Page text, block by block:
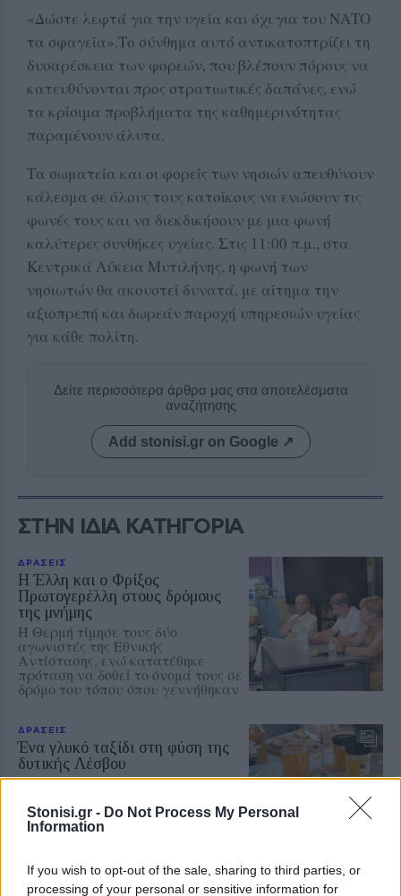
Stonisi.gr - Do Not Process My Personal
Information
If you wish to opt-out of the sale, sharing to third parties, or
processing of your personal or sensitive information for
«Δώστε λεφτά για την υγεία και όχι για του ΝΑΤΟ
τα σφαγεία».Το σύνθημα αυτό αντικατοπτρίζει τη
δυσαρέσκεια των φορεών, που βλέπουν πόρους να
κατευθύνονται προς στρατιωτικές δαπάνες, ενώ
τα κρίσιμα προβλήματα της καθημερινότητας
παραμένουν άλυτα.
Τα σωματεία και οι φορείς των νησιών απευθύνουν
κάλεσμα σε όλους τους κατοίκους να ενώσουν τις
φωνές τους και να διεκδικήσουν με μια φωνή
καλύτερες συνθήκες υγείας. Στις 11:00 π.μ., στα
Κεντρικά Λύκεια Μυτιλήνης, η φωνή των
νησιωτών θα ακουστεί δυνατά, με αίτημα την
αξιοπρεπή και δωρεάν παροχή υπηρεσιών υγείας
για κάθε πολίτη.
Δείτε περισσότερα άρθρα μας στα αποτελέσματα
αναζήτησης
Add stonisi.gr on Google ↗
ΣΤΗΝ ΙΔΙΑ ΚΑΤΗΓΟΡΙΑ
ΔΡΑΣΕΙΣ
Η Έλλη και ο Φρίξος
Πρωτογερέλλη στους δρόμους
της μνήμης
Η Θερμή τίμησε τους δύο
αγωνιστές της Εθνικής
Αντίστασης, ενώ κατατέθηκε
πρόταση να δοθεί το όνομά τους σε
δρόμο του τόπου όπου γεννήθηκαν
ΔΡΑΣΕΙΣ
Ένα γλυκό ταξίδι στη φύση της
δυτικής Λέσβου
Το θυμαρίσιο μέλι, οι επικονιαστές
πρωταγωνίστησαν στη γευστική
εμπειρία που φιλοξενεησε το